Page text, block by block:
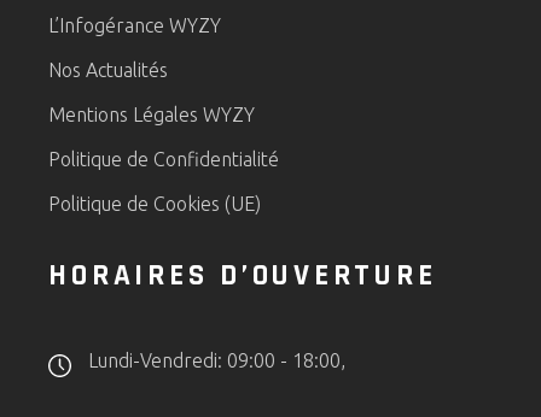
L’Infogérance WYZY
Nos Actualités
Mentions Légales WYZY
Politique de Confidentialité
Politique de Cookies (UE)
HORAIRES D’OUVERTURE
Lundi-Vendredi: 09:00 - 18:00,